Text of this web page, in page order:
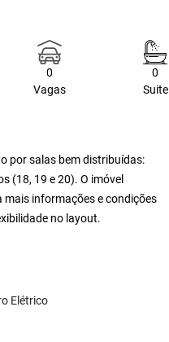
0
Vagas
0
Suite
por salas bem distribuídas:
(18, 19 e 20). O imóvel
mais informações e condições
no layout.
Elétrico